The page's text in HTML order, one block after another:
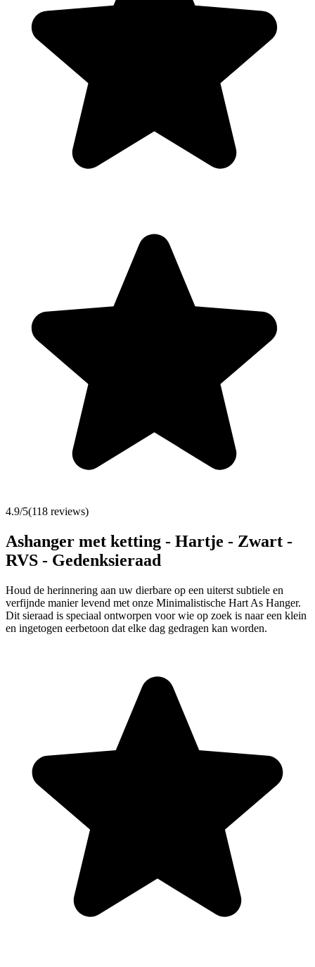
4.9/5(118 reviews)
Ashanger met ketting - Hartje - Zwart -
RVS - Gedenksieraad
Houd de herinnering aan uw dierbare op een uiterst subtiele en
verfijnde manier levend met onze Minimalistische Hart As Hanger.
Dit sieraad is speciaal ontworpen voor wie op zoek is naar een klein
en ingetogen eerbetoon dat elke dag gedragen kan worden.